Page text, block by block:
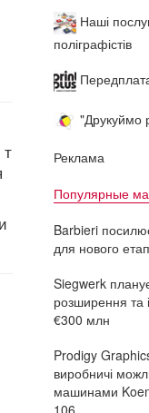
Наші
поліграфістів
"Друкуймо
Реклама
Популярные
Barbieri
для нового
Siegwerk
розширення та
€300 млн
Prodigy
виробничі
машинами
106